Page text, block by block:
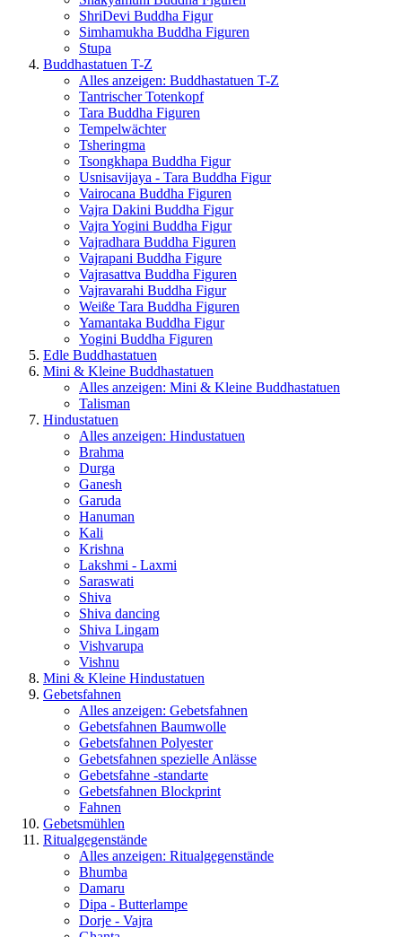
ShriDevi Buddha Figur
Simhamukha Buddha Figuren
Stupa
Buddhastatuen T-Z
Alles anzeigen: Buddhastatuen T-Z
Tantrischer Totenkopf
Tara Buddha Figuren
Tempelwächter
Tsheringma
Tsongkhapa Buddha Figur
Usnisavijaya - Tara Buddha Figur
Vairocana Buddha Figuren
Vajra Dakini Buddha Figur
Vajra Yogini Buddha Figur
Vajradhara Buddha Figuren
Vajrapani Buddha Figure
Vajrasattva Buddha Figuren
Vajravarahi Buddha Figur
Weiße Tara Buddha Figuren
Yamantaka Buddha Figur
Yogini Buddha Figuren
Edle Buddhastatuen
Mini & Kleine Buddhastatuen
Alles anzeigen: Mini & Kleine Buddhastatuen
Talisman
Hindustatuen
Alles anzeigen: Hindustatuen
Brahma
Durga
Ganesh
Garuda
Hanuman
Kali
Krishna
Lakshmi - Laxmi
Saraswati
Shiva
Shiva dancing
Shiva Lingam
Vishvarupa
Vishnu
Mini & Kleine Hindustatuen
Gebetsfahnen
Alles anzeigen: Gebetsfahnen
Gebetsfahnen Baumwolle
Gebetsfahnen Polyester
Gebetsfahnen spezielle Anlässe
Gebetsfahne -standarte
Gebetsfahnen Blockprint
Fahnen
Gebetsmühlen
Ritualgegenstände
Alles anzeigen: Ritualgegenstände
Bhumba
Damaru
Dipa - Butterlampe
Dorje - Vajra